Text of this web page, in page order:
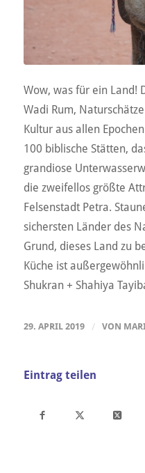
Wow, was für ein Land!
Wadi Rum,
Kultur aus allen
100 biblische Stätten,
grandiose
die zweifellos größte
Felsenstadt Petra.
sichersten Länder des
Grund, dieses Land zu
Küche ist
Shukran + Shahiya
29. APRIL 2019 / VON
Eintrag teilen